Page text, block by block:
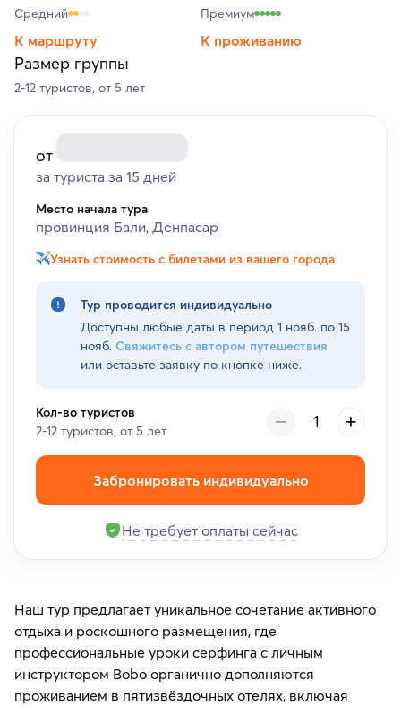
Средний
К маршруту
Премиум
К проживанию
Размер группы
2-12 туристов, от 5 лет
от
за туриста за 15 дней
Место начала тура
провинция Бали, Денпасар
Узнать стоимость с билетами из вашего города
Тур проводится индивидуально
Доступны любые даты в период 1 нояб. по 15
нояб. Свяжитесь с автором путешествия
или оставьте заявку по кнопке ниже.
Кол-во туристов
2-12 туристов, от 5 лет
Забронировать индивидуально
Не требует оплаты сейчас
Наш тур предлагает уникальное сочетание активного
отдыха и роскошного размещения, где
профессиональные уроки серфинга с личным
инструктором Bobo органично дополняются
проживанием в пятизвёздочных отелях, включая